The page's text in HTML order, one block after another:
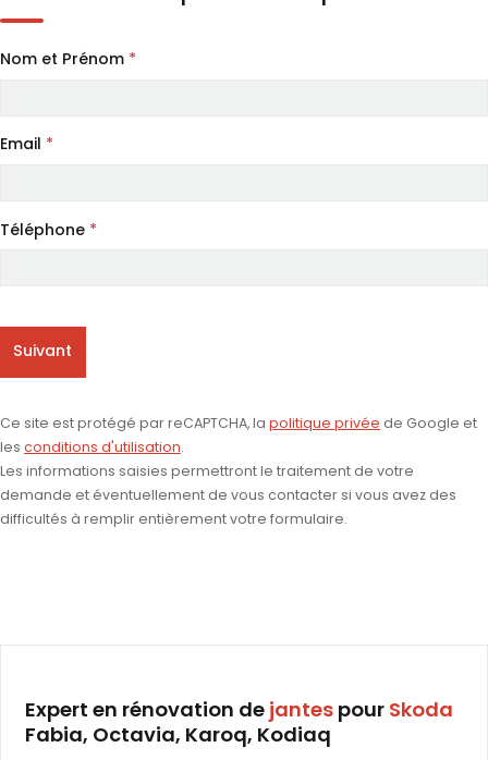
Nom et Prénom *
Email *
Téléphone *
Suivant
Ce site est protégé par reCAPTCHA, la politique privée de Google et
les conditions d'utilisation.
Les informations saisies permettront le traitement de votre
demande et éventuellement de vous contacter si vous avez des
difficultés à remplir entièrement votre formulaire.
Expert en rénovation dejantespourSkoda
Fabia, Octavia, Karoq, Kodiaq